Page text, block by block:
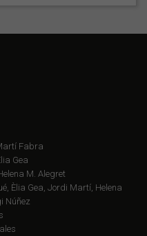
Fabra
Gea
M. Alegret
Èlia Gea, Jordi Martí, Helena
Núñez